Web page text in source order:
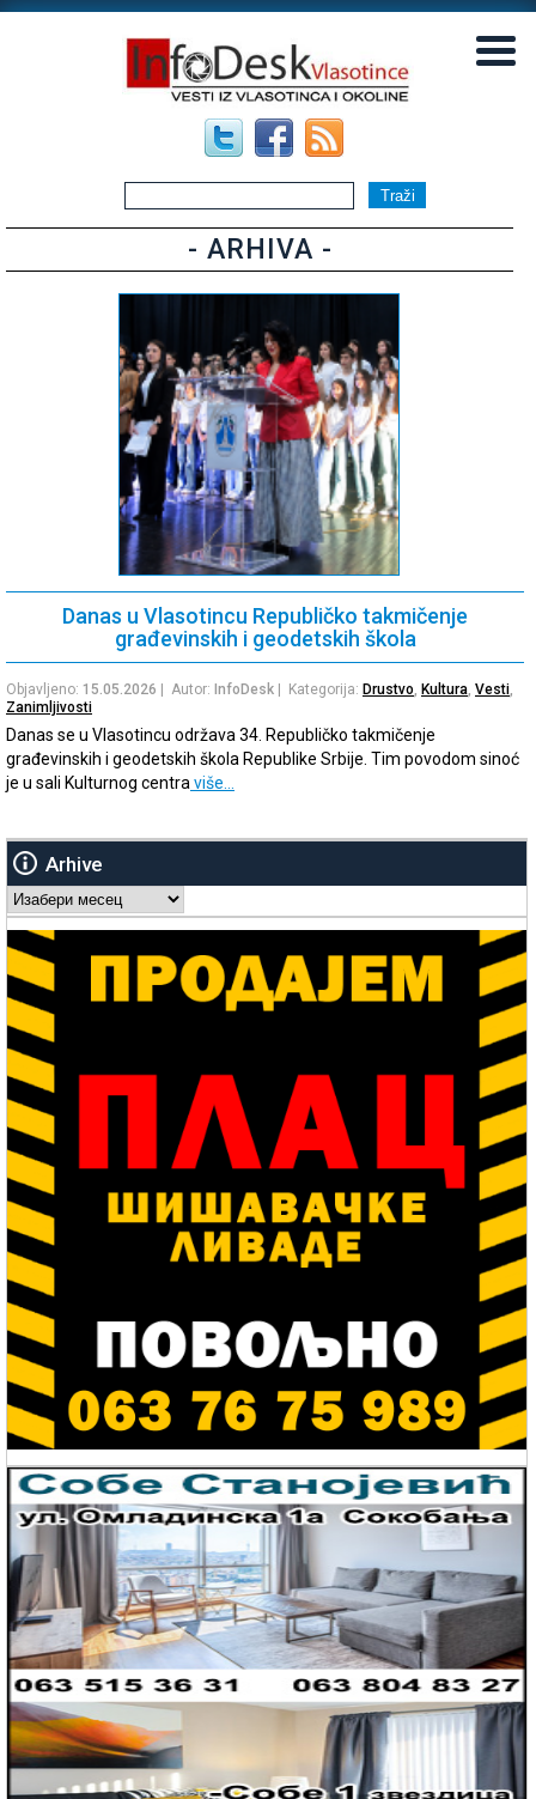
- ARHIVA -
Danas u Vlasotincu Republičko takmičenje
građevinskih i geodetskih škola
Objavljeno: 15.05.2026 | Autor: InfoDesk | Kategorija: Drustvo, Kultura, Vesti,
Zanimljivosti
Danas se u Vlasotincu održava 34. Republičko takmičenje
građevinskih i geodetskih škola Republike Srbije. Tim povodom sinoć
je u sali Kulturnog centraviše…
Arhive
Arhive